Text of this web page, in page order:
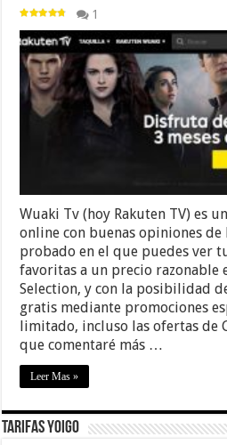
1
Wuaki Tv (hoy Rakuten TV) es
online con buenas opiniones
probado en el que puedes ver
favoritas a un precio razonable
Selection, y con la posibilidad
gratis mediante promociones
limitado, incluso las ofertas de
que comentaré más …
Leer Mas »
Tarifas Yoigo